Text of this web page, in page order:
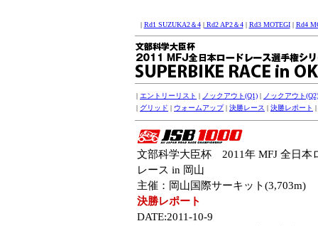
| Rd1 SUZUKA2＆4|Rd2 AP2＆4| Rd3 MOTEGI| Rd4
| エントリーリスト | ノックアウト(Q1) | ノックアウト(Q2)
| グリッド | ウォームアップ| 決勝レース | 決勝レポート |
文部科学大臣杯 2011年 MFJ 全日本
レース in 岡山
主催：岡山国際サーキット(3,703m)
決勝レポート
DATE:2011-10-9